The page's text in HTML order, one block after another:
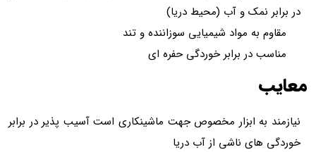
در برابر نمک و آب (محیط دریا)
مقاوم به مواد شیمیایی سوزاننده و تند
مناسب در برابر خوردگی حفره ای
معایب
نیازمند به ابزار مخصوص جهت ماشینکاری است آسیب پذیر در برابر
خوردگی های ناشی از آب دریا